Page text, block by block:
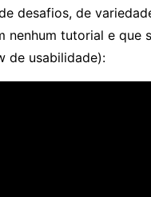
desafios, de
nenhum tutorial e que
de usabilidade):